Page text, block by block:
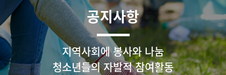
공지사항
지역사회에 봉사와 나눔
청소년들의 자발적 참여활동